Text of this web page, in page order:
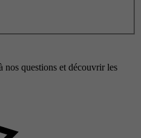
nos questions et découvrir les